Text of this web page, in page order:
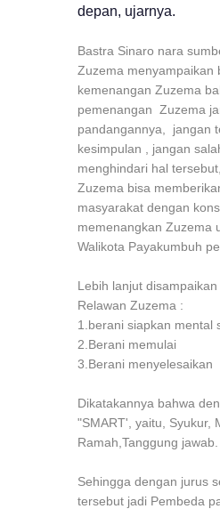
depan, ujarnya.
Bastra Sinaro nara
Zuzema menyampaikan
kemenangan Zuzema
pemenangan Zuzema
pandangannya, jangan
kesimpulan , jangan
menghindari hal
Zuzema bisa
masyarakat dengan
memenangkan Zuzema
Walikota Payakumbuh
Lebih lanjut
Relawan Zuzema :
1.berani siapkan mental
2.Berani memulai
3.Berani menyelesaikan
Dikatakannya bahwa
"SMART', yaitu, Syukur,
Ramah,Tanggung jawab.
Sehingga dengan jurus
tersebut jadi Pembeda